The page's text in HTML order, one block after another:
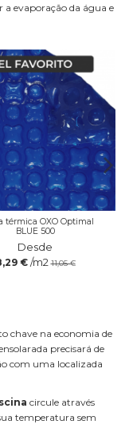
evaporação da água e
térmica OXO Optimal
BLUE 500
Desde
€ /m2 11,05 €
chave na economia de
precisará de
com uma localizada
circule através
temperatura sem